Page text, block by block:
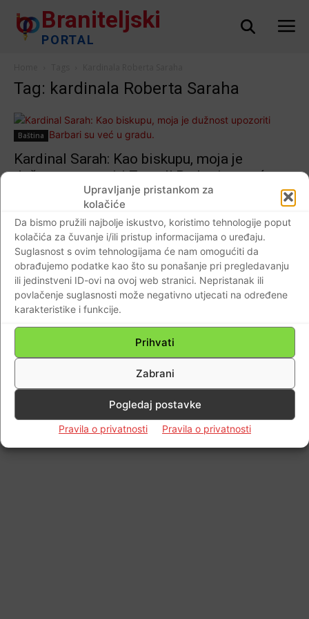
Upravljanje pristankom za
kolačiće
Da bismo pružili najbolje iskustvo, koristimo tehnologije poput
kolačića za čuvanje i/ili pristup informacijama o uređaju.
Suglasnost s ovim tehnologijama će nam omogućiti da
obrađujemo podatke kao što su ponašanje pri pregledavanju
ili jedinstveni ID-ovi na ovoj web stranici. Nepristanak ili
povlačenje suglasnosti može negativno utjecati na određene
karakteristike i funkcije.
Prihvati
Zabrani
Pogledaj postavke
Pravila o privatnosti Pravila o privatnosti
Braniteljski
PORTAL
Tag: kardinala Roberta Saraha
Baština
Kardinal Sarah: Kao biskupu, moja je
dužnost upozoriti Zapad! Barbari su već u
Impressum Kontaktirajte nas Pravila o privatnosti
© Newspaper WordPress Theme by TagDiv